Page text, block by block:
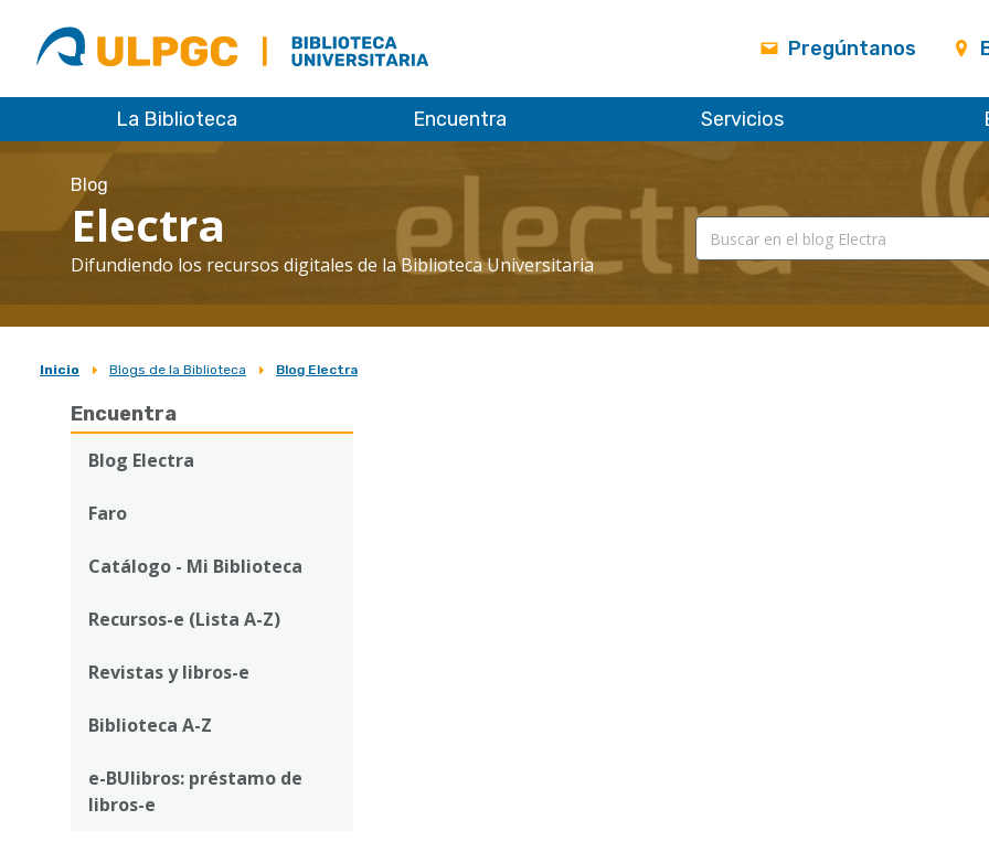
ULPGC
Biblioteca
ULPGC
Pregúntanos
La Biblioteca Encuentra Servicios
Blog
Electra
Difundiendo los recursos digitales de la Biblioteca Universitaria
Sobrescribir
enlaces
ayuda
navegación
Inicio Blogs de la Biblioteca Blog Electra
Encuentra
Blog Electra
Faro
Catálogo - Mi Biblioteca
Recursos-e (Lista A-Z)
Revistas y libros-e
Biblioteca A-Z
e-BUlibros: préstamo de
libros-e